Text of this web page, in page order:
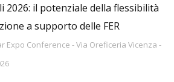
2026: il potenziale della flessibilità
a supporto delle FER
Expo Conference - Via Oreficeria Vicenza -